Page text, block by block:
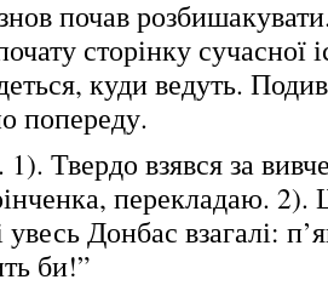
почав
сторінку сучасної
куди ведуть.
попереду.
Твердо взявся за
перекладаю. 2).
увесь Донбас взагалі:
би!”